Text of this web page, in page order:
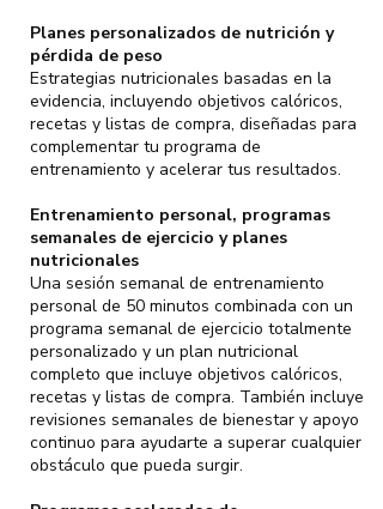
Planes personalizados de nutrición y
pérdida de peso
Estrategias nutricionales basadas en la
evidencia, incluyendo objetivos calóricos,
recetas y listas de compra, diseñadas para
complementar tu programa de
entrenamiento y acelerar tus resultados.
Entrenamiento personal, programas
semanales de ejercicio y planes
nutricionales
Una sesión semanal de entrenamiento
personal de 50 minutos combinada con un
programa semanal de ejercicio totalmente
personalizado y un plan nutricional
completo que incluye objetivos calóricos,
recetas y listas de compra. También incluye
revisiones semanales de bienestar y apoyo
continuo para ayudarte a superar cualquier
obstáculo que pueda surgir.